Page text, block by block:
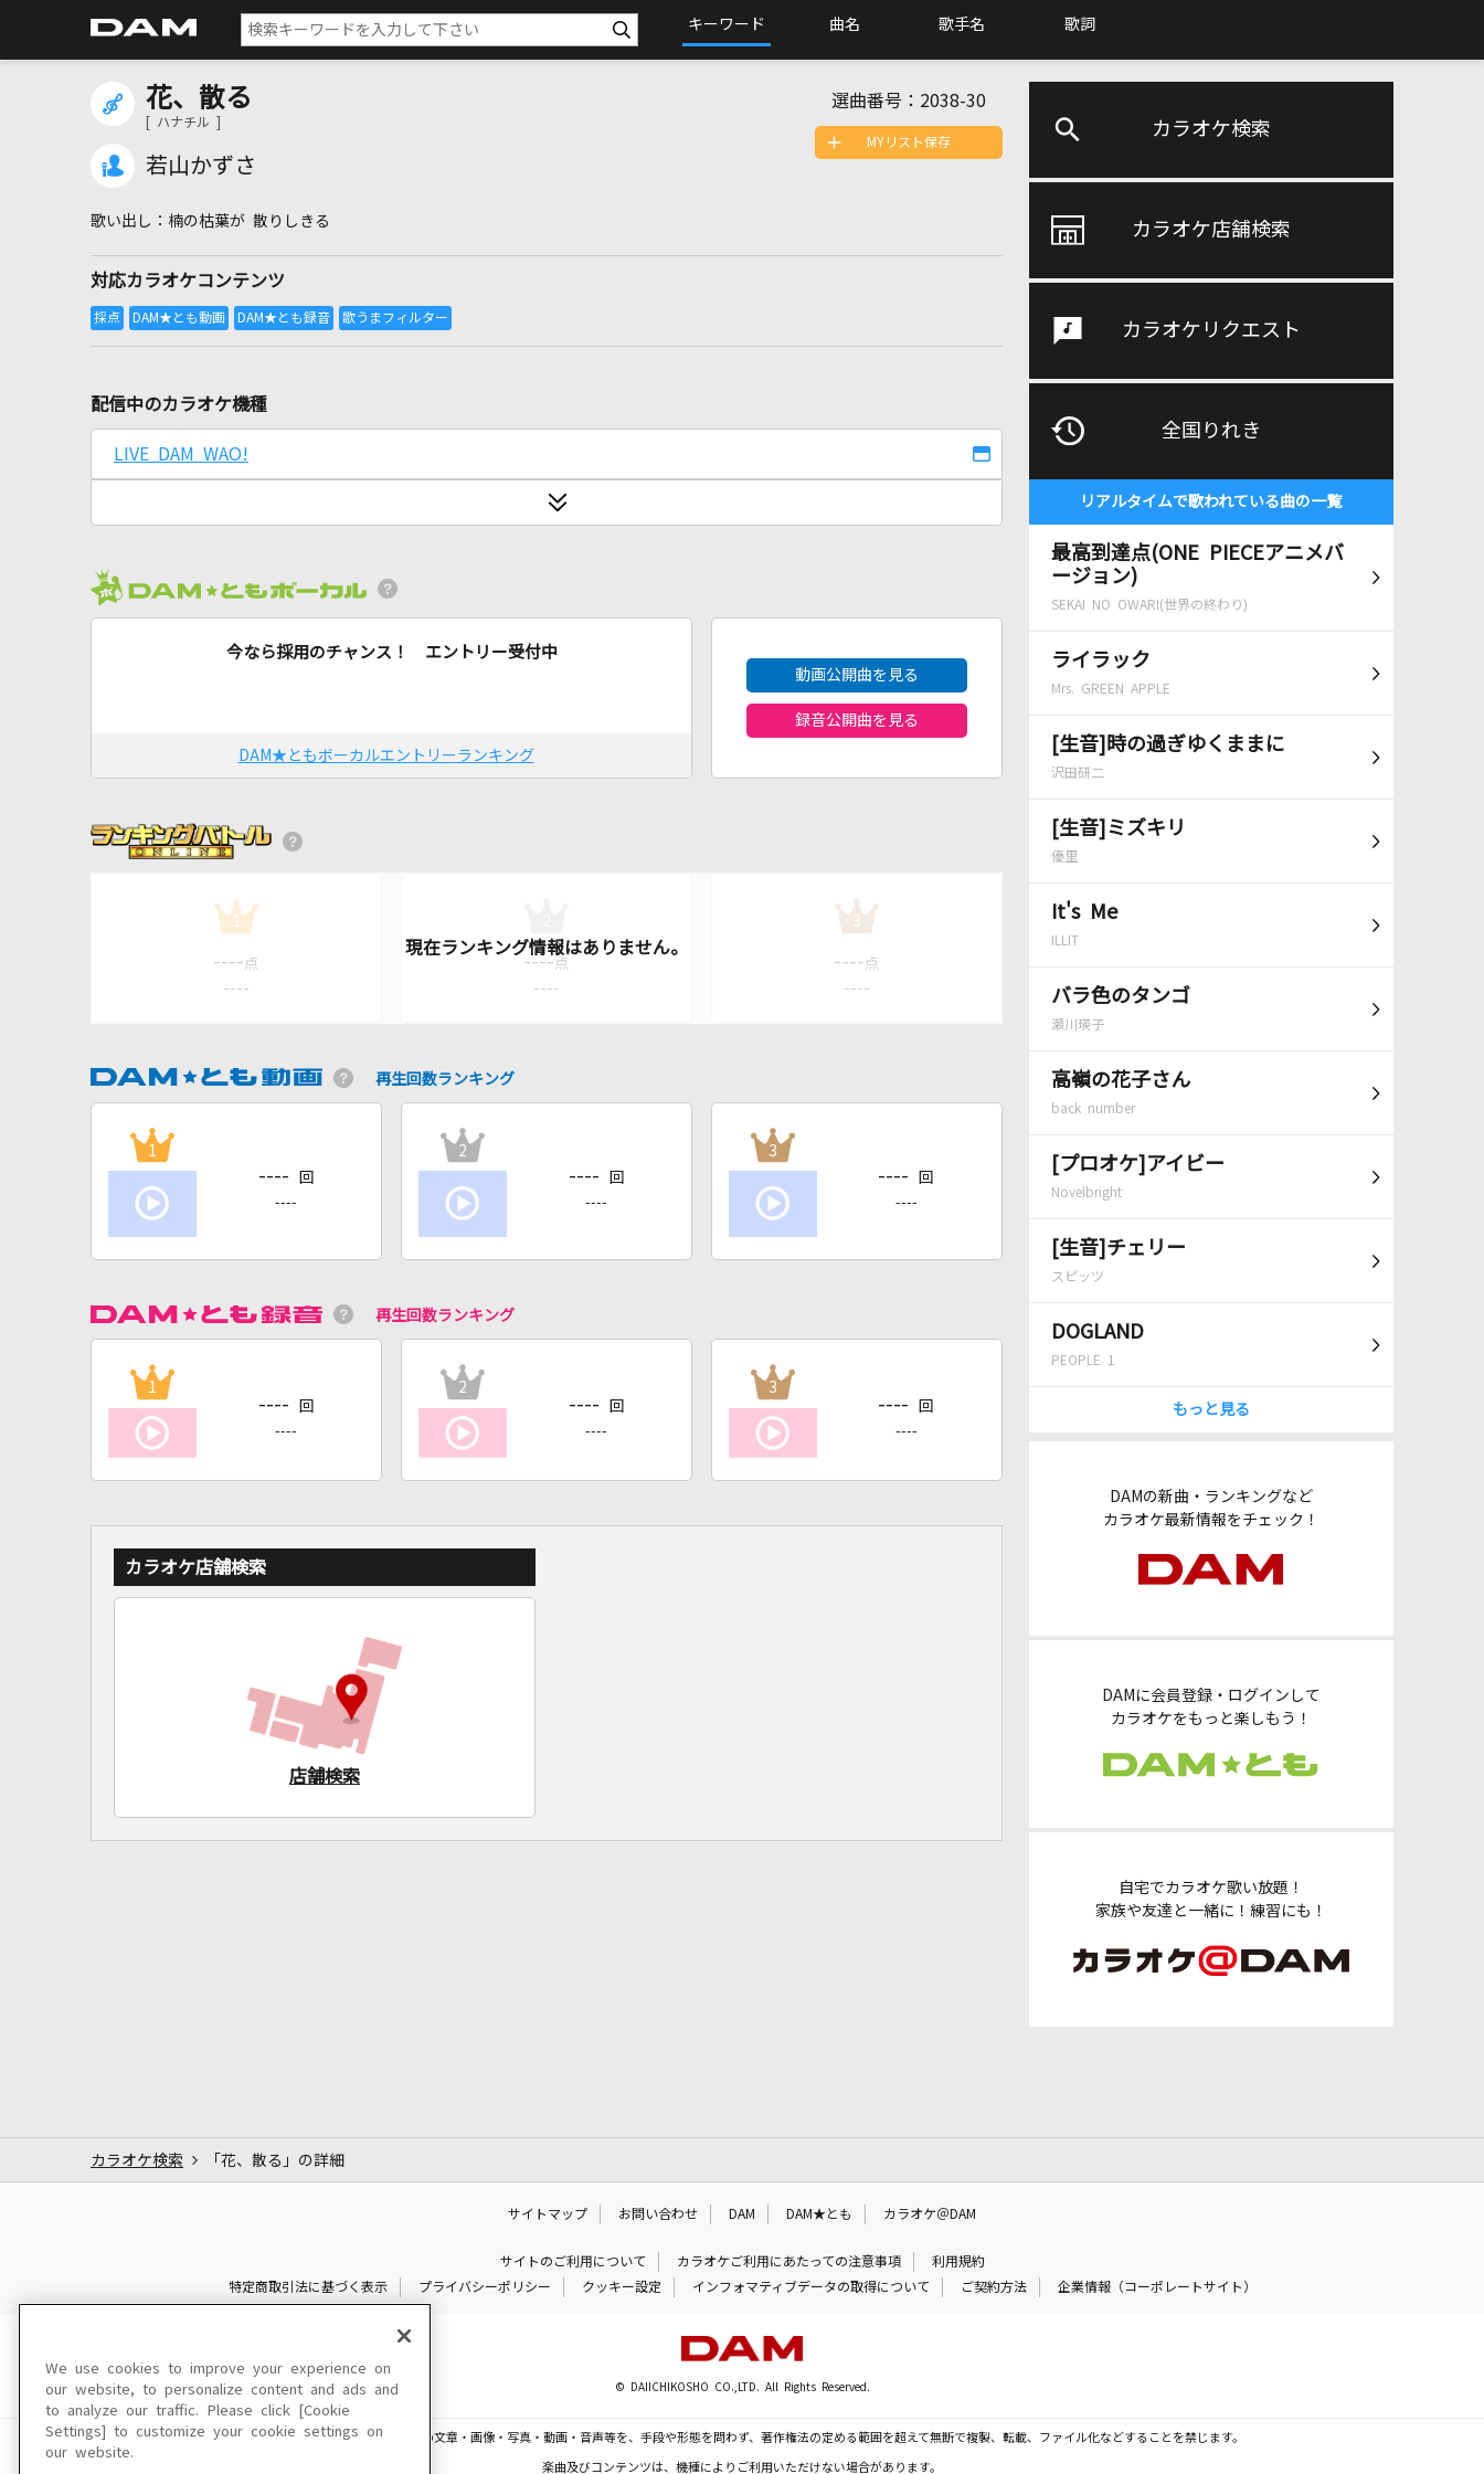
キーワード 曲名 歌手名 歌詞
カラオケ検索
カラオケ店舗検索
カラオケリクエスト
全国りれき
リアルタイムで歌われている曲の一覧
最高到達点(ONE PIECEアニメバ
ージョン)
SEKAI NO OWARI(世界の終わり)
ライラック
Mrs. GREEN APPLE
[生音]時の過ぎゆくままに
沢田研二
[生音]ミズキリ
優里
It's Me
ILLIT
バラ色のタンゴ
瀬川瑛子
高嶺の花子さん
back number
[プロオケ]アイビー
Novelbright
[生音]チェリー
スピッツ
DOGLAND
PEOPLE 1
もっと見る
DAMの新曲・ランキングなど
カラオケ最新情報をチェック！
DAMに会員登録・ログインして
カラオケをもっと楽しもう！
自宅でカラオケ歌い放題！
家族や友達と一緒に！練習にも！
花、散る
[ ハナチル ]
若山かずさ
選曲番号： 2038-30
楠の枯葉が 散りしきる
対応カラオケコンテンツ
MYリスト保存
配信中のカラオケ機種
LIVE DAM WAO!
今なら採用のチャンス！ エントリー受付中
DAM★ともボーカルエントリーランキング
動画公開曲を見る
録音公開曲を見る
1
---- 点
----
---- 点
----
3
---- 点
----
再生回数ランキング
1
---- 回
----
2
---- 回
----
3
---- 回
----
再生回数ランキング
1
---- 回
----
2
---- 回
----
3
---- 回
----
カラオケ店舗検索
店舗検索
カラオケ検索 「花、散る」の詳細
サイトマップ お問い合わせ DAM DAM★とも カラオケ＠DAM
サイトのご利用について カラオケご利用にあたっての注意事項
利用規約
特定商取引法に基づく表示
プライバシーポリシー クッキー設定 インフォマティブデータの取得について ご契約方法 企業情報（コーポレートサイト）
© DAIICHIKOSHO CO.,LTD. All Rights Reserved.
このサイトに掲載されている一切の文章・画像・写真・動画・音声等を、手段や形態を問わず、著作権法の定める範囲を超えて無断で複製、転載、ファイル化などすることを禁じます。
楽曲及びコンテンツは、機種によりご利用いただけない場合があります。
We use cookies to improve your experience on
our website, to personalize content and ads and
to analyze our traffic. Please click [Cookie
Settings] to customize your cookie settings on
our website.